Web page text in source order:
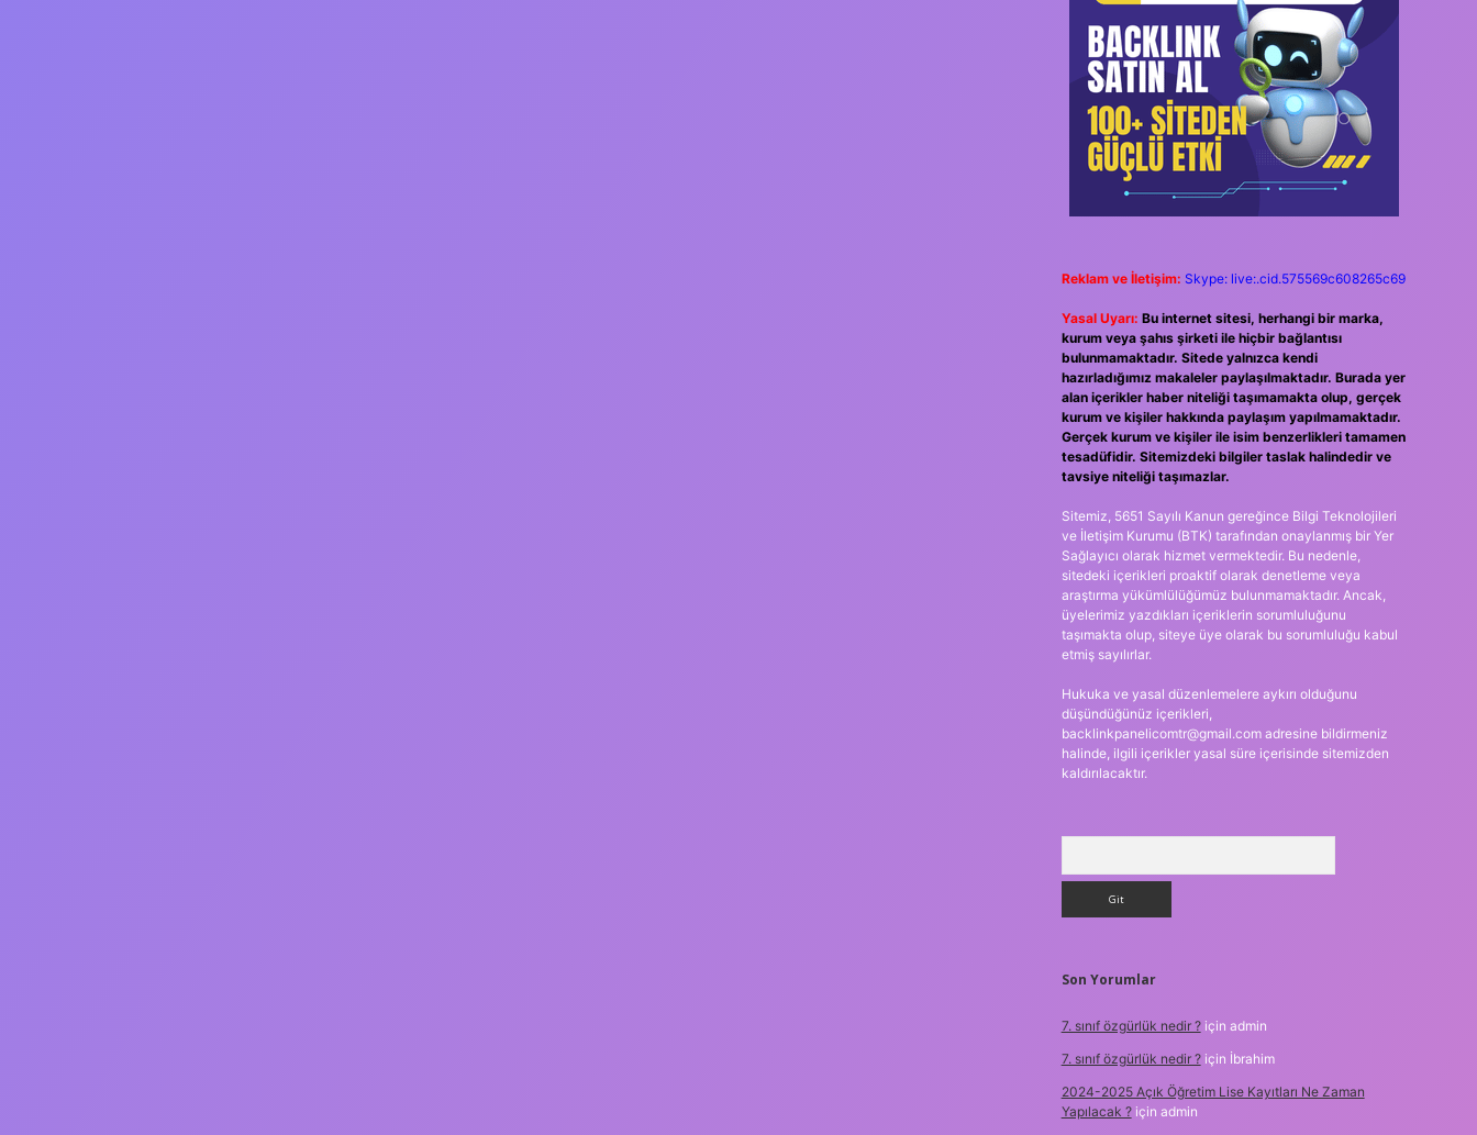
Reklam ve İletişim: Skype: live:.cid.575569c608265c69
Yasal Uyarı: Bu internet sitesi, herhangi bir marka,
kurum veya şahıs şirketi ile hiçbir bağlantısı
bulunmamaktadır. Sitede yalnızca kendi
hazırladığımız makaleler paylaşılmaktadır. Burada yer
alan içerikler haber niteliği taşımamakta olup, gerçek
kurum ve kişiler hakkında paylaşım yapılmamaktadır.
Gerçek kurum ve kişiler ile isim benzerlikleri tamamen
tesadüfidir. Sitemizdeki bilgiler taslak halindedir ve
tavsiye niteliği taşımazlar.
Sitemiz, 5651 Sayılı Kanun gereğince Bilgi Teknolojileri
ve İletişim Kurumu (BTK) tarafından onaylanmış bir Yer
Sağlayıcı olarak hizmet vermektedir. Bu nedenle,
sitedeki içerikleri proaktif olarak denetleme veya
araştırma yükümlülüğümüz bulunmamaktadır. Ancak,
üyelerimiz yazdıkları içeriklerin sorumluluğunu
taşımakta olup, siteye üye olarak bu sorumluluğu kabul
etmiş sayılırlar.
Hukuka ve yasal düzenlemelere aykırı olduğunu
düşündüğünüz içerikleri,
backlinkpanelicomtr@gmail.comadresine bildirmeniz
halinde, ilgili içerikler yasal süre içerisinde sitemizden
kaldırılacaktır.
Son Yorumlar
7. sınıf özgürlük nedir ?için admin
7. sınıf özgürlük nedir ?için İbrahim
2024-2025 Açık Öğretim Lise Kayıtları Ne Zaman
Yapılacak ?için admin